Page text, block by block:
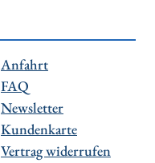
Anfahrt
FAQ
Newsletter
Kundenkarte
Vertrag widerrufen